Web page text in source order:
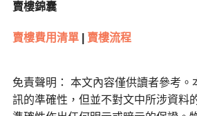
賣樓錦囊
賣樓費用清單| 賣樓流程
免責聲明： 本文內容僅供讀者參考。
訊的準確性，但並不對文中所涉資料